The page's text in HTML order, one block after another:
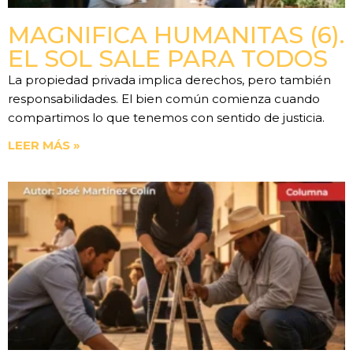
MAGNIFICA HUMANITAS (6).
EL SOL SALE PARA TODOS
La propiedad privada implica derechos, pero también
responsabilidades. El bien común comienza cuando
compartimos lo que tenemos con sentido de justicia.
LEER MÁS »